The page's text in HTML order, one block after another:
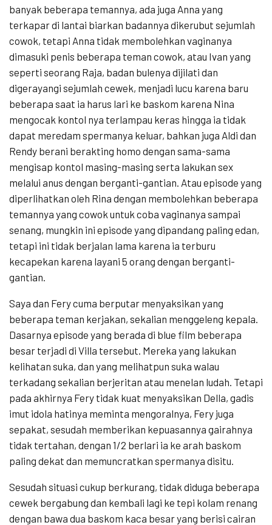
banyak beberapa temannya, ada juga Anna yang
terkapar di lantai biarkan badannya dikerubut sejumlah
cowok, tetapi Anna tidak membolehkan vaginanya
dimasuki penis beberapa teman cowok, atau Ivan yang
seperti seorang Raja, badan bulenya dijilati dan
digerayangi sejumlah cewek, menjadi lucu karena baru
beberapa saat ia harus lari ke baskom karena Nina
mengocak kontol nya terlampau keras hingga ia tidak
dapat meredam spermanya keluar, bahkan juga Aldi dan
Rendy berani berakting homo dengan sama-sama
mengisap kontol masing-masing serta lakukan sex
melalui anus dengan berganti-gantian. Atau episode yang
diperlihatkan oleh Rina dengan membolehkan beberapa
temannya yang cowok untuk coba vaginanya sampai
senang, mungkin ini episode yang dipandang paling edan,
tetapi ini tidak berjalan lama karena ia terburu
kecapekan karena layani 5 orang dengan berganti-
gantian.
Saya dan Fery cuma berputar menyaksikan yang
beberapa teman kerjakan, sekalian menggeleng kepala.
Dasarnya episode yang berada di blue film beberapa
besar terjadi di Villa tersebut. Mereka yang lakukan
kelihatan suka, dan yang melihatpun suka walau
terkadang sekalian berjeritan atau menelan ludah. Tetapi
pada akhirnya Fery tidak kuat menyaksikan Della, gadis
imut idola hatinya meminta mengoralnya, Fery juga
sepakat, sesudah memberikan kepuasannya gairahnya
tidak tertahan, dengan 1/2 berlari ia ke arah baskom
paling dekat dan memuncratkan spermanya disitu.
Sesudah situasi cukup berkurang, tidak diduga beberapa
cewek bergabung dan kembali lagi ke tepi kolam renang
dengan bawa dua baskom kaca besar yang berisi cairan